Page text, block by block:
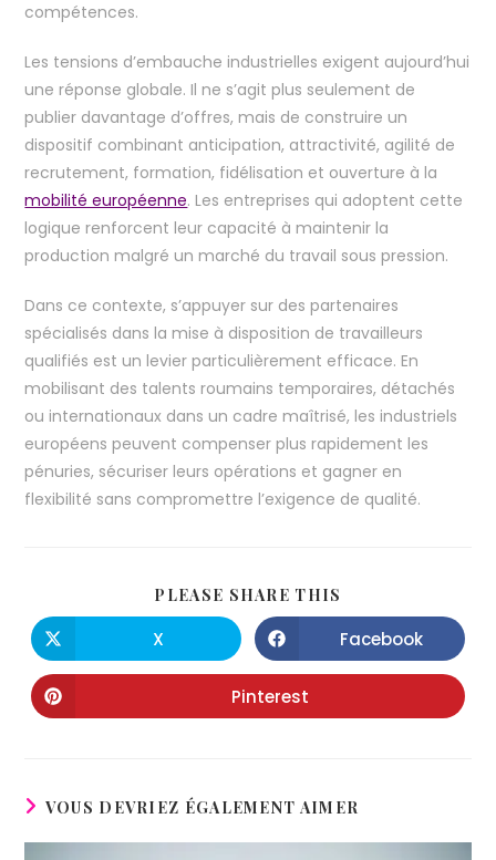
compétences.
Les tensions d’embauche industrielles exigent aujourd’hui
une réponse globale. Il ne s’agit plus seulement de
publier davantage d’offres, mais de construire un
dispositif combinant anticipation, attractivité, agilité de
recrutement, formation, fidélisation et ouverture à la
mobilité européenne. Les entreprises qui adoptent cette
logique renforcent leur capacité à maintenir la
production malgré un marché du travail sous pression.
Dans ce contexte, s’appuyer sur des partenaires
spécialisés dans la mise à disposition de travailleurs
qualifiés est un levier particulièrement efficace. En
mobilisant des talents roumains temporaires, détachés
ou internationaux dans un cadre maîtrisé, les industriels
européens peuvent compenser plus rapidement les
pénuries, sécuriser leurs opérations et gagner en
flexibilité sans compromettre l’exigence de qualité.
PLEASE SHARE THIS
X Facebook
Pinterest
VOUS DEVRIEZ ÉGALEMENT AIMER